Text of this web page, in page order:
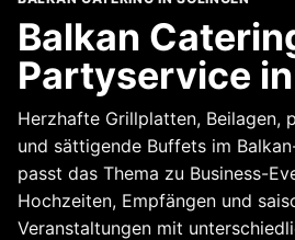
Balkan
Partyservice
Herzhafte Grillplatten, Beilagen,
und sättigende Buffets im
passt das Thema zu Business-
Hochzeiten, Empfängen und
Veranstaltungen mit